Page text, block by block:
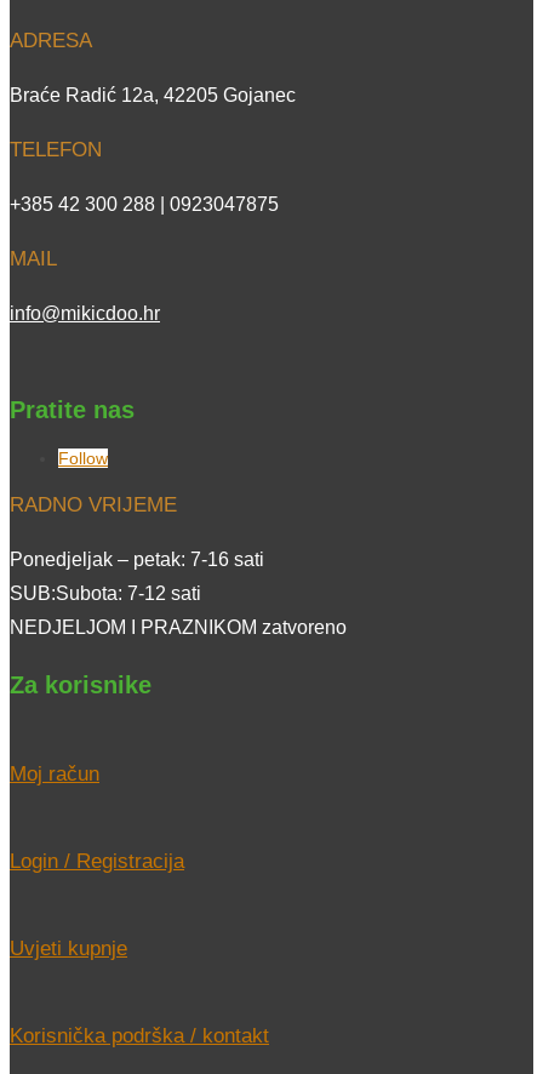
ADRESA
Braće Radić 12a, 42205 Gojanec
TELEFON
+385 42 300 288 | 0923047875
MAIL
info@mikicdoo.hr
Pratite nas
Follow
RADNO VRIJEME
Ponedjeljak – petak: 7-16 sati
SUB:Subota: 7-12 sati
NEDJELJOM I PRAZNIKOM zatvoreno
Za korisnike
Moj račun
Login / Registracija
Uvjeti kupnje
Korisnička podrška / kontakt